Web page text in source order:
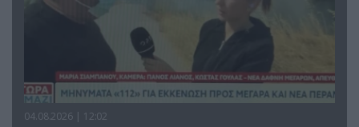
04.08.2026 | 12:02